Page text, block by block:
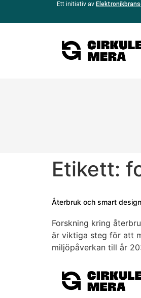
Ett initiativ av
Etikett:
Återbruk och smart design
Forskning kring
är viktiga steg för att
miljöpåverkan till år